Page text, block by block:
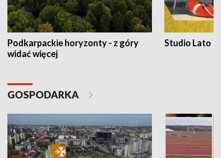
Podkarpackie horyzonty - z góry
widać więcej
Studio Lato
GOSPODARKA